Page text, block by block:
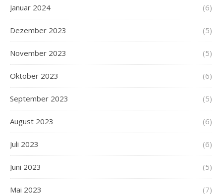
Januar 2024 (6)
Dezember 2023 (5)
November 2023 (5)
Oktober 2023 (6)
September 2023 (5)
August 2023 (6)
Juli 2023 (6)
Juni 2023 (5)
Mai 2023 (7)